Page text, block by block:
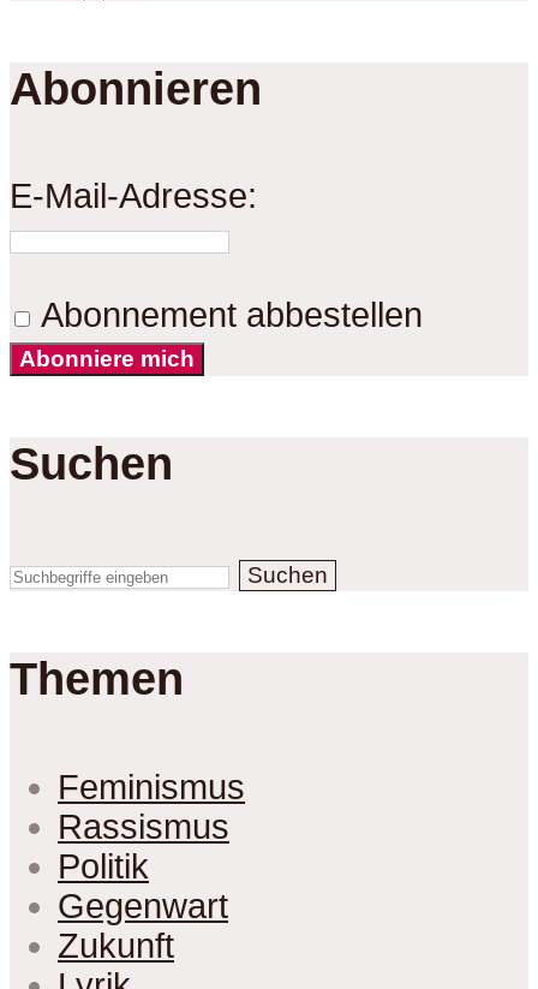
Abonnieren
E-Mail-Adresse:
Abonnement abbestellen
Abonniere mich
Suchen
Suchen
Themen
Feminismus
Rassismus
Politik
Gegenwart
Zukunft